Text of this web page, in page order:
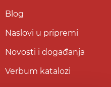
Blog
Naslovi u pripremi
Novosti i događanja
Verbum katalozi